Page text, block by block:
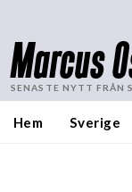
Marcus
SENASTE NYTT FRÅN
Hem Sverige